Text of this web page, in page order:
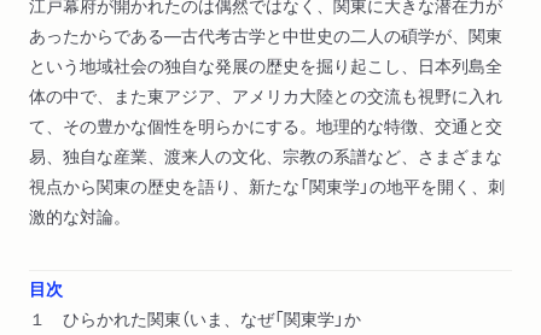
江戸幕府が開かれたのは偶然ではなく、関東に大きな潜在力が
あったからである―古代考古学と中世史の二人の碩学が、関東
という地域社会の独自な発展の歴史を掘り起こし、日本列島全
体の中で、また東アジア、アメリカ大陸との交流も視野に入れ
て、その豊かな個性を明らかにする。地理的な特徴、交通と交
易、独自な産業、渡来人の文化、宗教の系譜など、さまざまな
視点から関東の歴史を語り、新たな「関東学」の地平を開く、刺
激的な対論。
目次
１ ひらかれた関東（いま、なぜ「関東学」か